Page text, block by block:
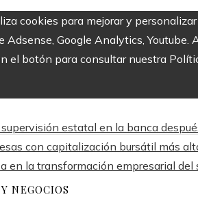
cookies para mejorar y
Adsense, Google Analytics,
el botón para consultar nuestra
estatal en la banca
con capitalización bursátil más
en la transformación empresarial del
NEGOCIOS